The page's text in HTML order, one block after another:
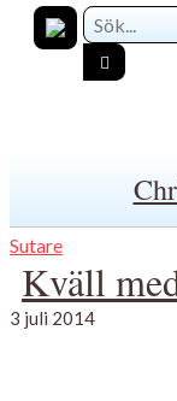
Sutare
Kväll
3 juli 2014